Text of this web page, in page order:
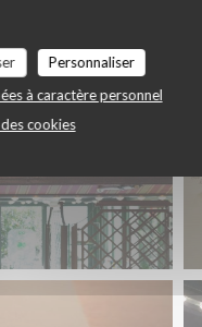
Personnaliser
à caractère personnel
cookies